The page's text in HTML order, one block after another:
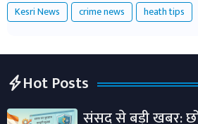
Kesri News
crime news heath tips
Hot Posts
संसद से बड़ी खबर: